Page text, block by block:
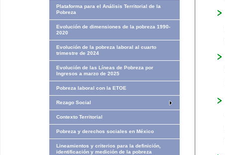
Plataforma para el Análisis Territorial de la
Pobreza
Evolución de dimensiones de la pobreza 1990-
2020
Evolución de la pobreza laboral al cuarto
trimestre de 2024
Evolución de las Líneas de Pobreza por
Ingresos​​ a marzo de 2025
Pobreza laboral con la ETOE
Rezago Social
Contexto Territorial
Pobreza y derechos sociales en México
Lineamientos y criterios para la definición,
identificación y medición de la pobreza